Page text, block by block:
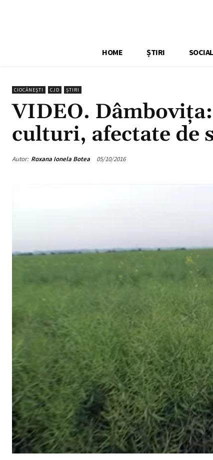
HOME ȘTIRI SOCIAL
CIOCĂNEŞTI CJD ȘTIRI
VIDEO.
culturi, afectate de
Autor: Roxana Ionela Botea 05/10/2016